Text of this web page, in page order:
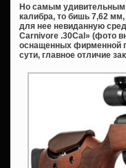
Но самым удивительным
калибра, то бишь 7,62
для нее невиданную
Carnivore .30Cal» (фото
оснащенных фирменной
сути, главное отличие